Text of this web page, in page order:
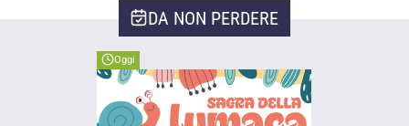
DA NON PERDERE
Oggi